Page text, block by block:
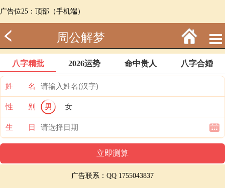
广告位25：顶部（手机端）
周公解梦
八字精批 2026运势 命中贵人 八字合婚
姓 名
性 别 男 女
生 日
广告联系：QQ 1755043837